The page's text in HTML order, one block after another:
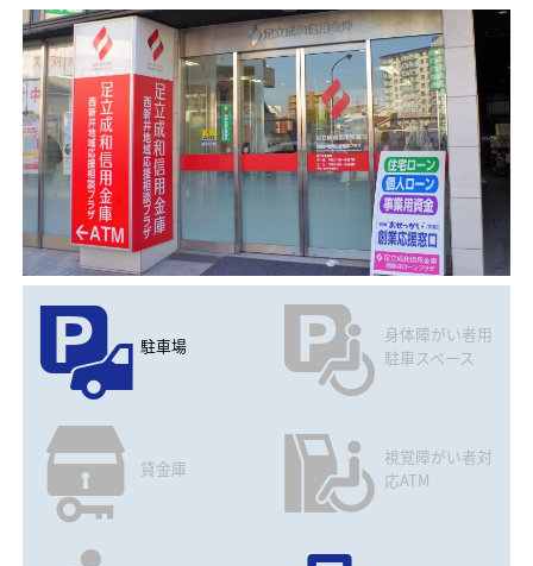
駐車場
身体障がい者用
駐車スペース
貸金庫
視覚障がい者対
応ATM